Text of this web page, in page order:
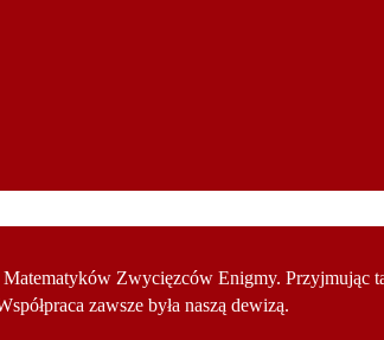
Zwycięzców Enigmy.
zawsze była naszą dewizą.